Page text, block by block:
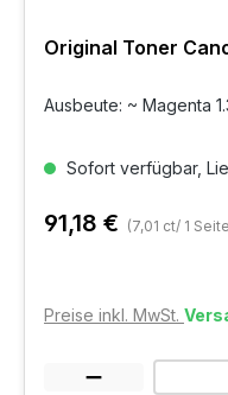
Original Toner
Ausbeute: ~ Magenta
Sofort verfügbar,
91,18 € (7,01 ct/ 1
Preise inkl. MwSt.